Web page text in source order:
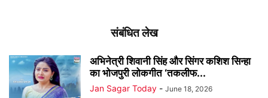
संबंधित लेख
अभिनेत्री शिवानी सिंह और सिंगर कशिश सिन्हा
का भोजपुरी लोकगीत ‘तकलीफ...
Jan Sagar Today - June 18, 2026